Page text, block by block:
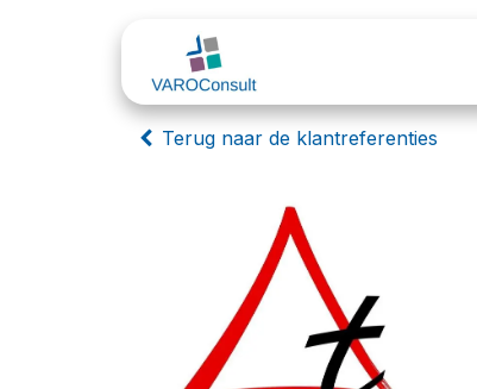
Terug naar de klantreferenties